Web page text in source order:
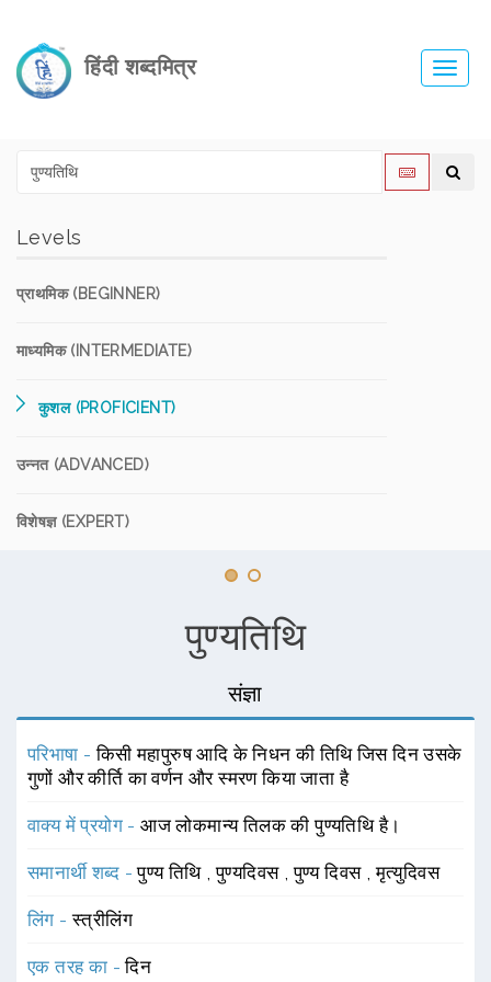
हिंदी शब्दमित्र
Levels
प्राथमिक (BEGINNER)
माध्यमिक (INTERMEDIATE)
कुशल (PROFICIENT)
उन्नत (ADVANCED)
विशेषज्ञ (EXPERT)
पुण्यतिथि
संज्ञा
परिभाषा -किसी महापुरुष आदि के निधन की तिथि जिस दिन उसके
गुणों और कीर्ति का वर्णन और स्मरण किया जाता है
वाक्य में प्रयोग -आज लोकमान्य तिलक की पुण्यतिथि है।
समानार्थी शब्द -पुण्य तिथि ,पुण्यदिवस ,पुण्य दिवस ,मृत्युदिवस
लिंग -स्त्रीलिंग
एक तरह का -दिन